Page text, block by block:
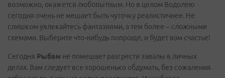
возможно, окажется любопытным. Но в целом Водолею
сегодня очень не мешает быть чуточку реалистичнее. Не
слишком увлекайтесь фантазиями, а тем более – сложными
схемами. Выберите что-нибудь попроще, и будет вам счастье!
Сегодня Рыбам не помешает разгрести завалы в личных
делах. Вам следует все хорошенько обдумать, без сожаления